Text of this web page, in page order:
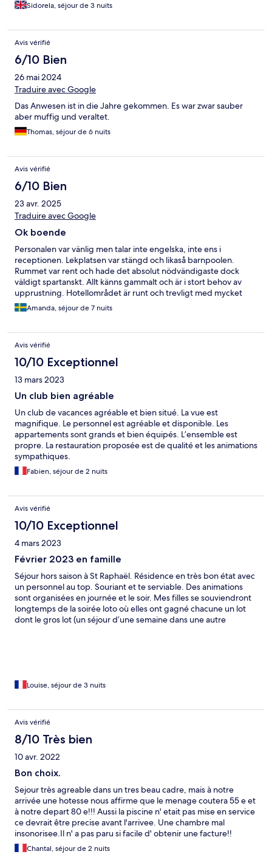
Sidorela, séjour de 3 nuits
Avis vérifié
6/10 Bien
26 mai 2024
Traduire avec Google
Das Anwesen ist in die Jahre gekommen. Es war zwar sauber
aber muffig und veraltet.
Thomas, séjour de 6 nuits
Avis vérifié
6/10 Bien
23 avr. 2025
Traduire avec Google
Ok boende
Personalen var vänlig men talar inte engelska, inte ens i
receptionen. Lekplatsen var stängd och likaså barnpoolen.
Rummet var rent och hade det absolut nödvändigaste dock
väldigt spartanskt. Allt känns gammalt och är i stort behov av
upprustning. Hotellområdet är runt och trevligt med mycket
grönska. Restaurangen var mycket stökig och vi försökte bara
äta där två gånger innan vi gav upp och åt sedan på rummet.
Amanda, séjour de 7 nuits
Avis vérifié
10/10 Exceptionnel
13 mars 2023
Un club bien agréable
Un club de vacances agréable et bien situé. La vue est
magnifique. Le personnel est agréable et disponible. Les
appartements sont grands et bien équipés. L’ensemble est
propre. La restauration proposée est de qualité et les animations
sympathiques.
Fabien, séjour de 2 nuits
Avis vérifié
10/10 Exceptionnel
4 mars 2023
Février 2023 en famille
Séjour hors saison à St Raphaël. Résidence en très bon état avec
un personnel au top. Souriant et te serviable. Des animations
sont organisées en journée et le soir. Mes filles se souviendront
longtemps de la soirée loto où elles ont gagné chacune un lot
dont le gros lot (un séjour d’une semaine dans une autre
Louise, séjour de 3 nuits
Avis vérifié
8/10 Très bien
10 avr. 2022
Bon choix.
Sejour très agreable dans un tres beau cadre, mais à notre
arrivée une hotesse nous affirme que le menage coutera 55 e et
à notre depart 80 e!!! Aussi la piscine n' etait pas mise en service
ce devrait être precise avant l'arrivee. Une chambre mal
insonorisee.Il n' a pas paru si facile d' obtenir une facture!!
Toutefois je reviendrai volontier, lieu magnifique et bien situe
Chantal, séjour de 2 nuits